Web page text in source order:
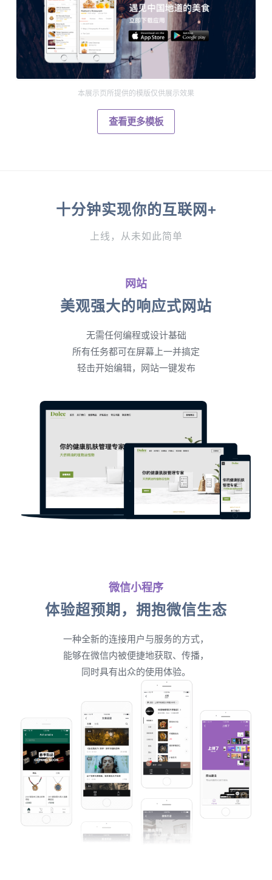
本展示页所提供的模版仅供展示效果
查看更多模板
十分钟实现你的互联网+
上线，从未如此简单
网站
美观强大的响应式网站
无需任何编程或设计基础
所有任务都可在屏幕上一并搞定
轻击开始编辑，网站一键发布
微信小程序
体验超预期，拥抱微信生态
一种全新的连接用户与服务的方式，
能够在微信内被便捷地获取、传播，
同时具有出众的使用体验。